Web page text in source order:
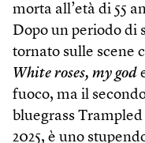
morta all’età di 55
Dopo un periodo di
tornato sulle scene
White roses, my god
fuoco, ma il
bluegrass
2025, è uno